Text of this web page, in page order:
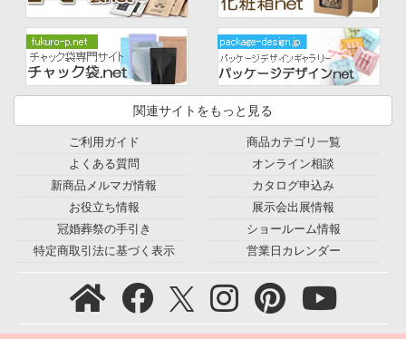
関連サイトをもっと見る
ご利用ガイド
よくある質問
新商品メルマガ情報
お役立ち情報
冠婚葬祭の手引き
特定商取引法に基づく表示
商品カテゴリ一覧
オンライン相談
カタログ申込み
展示会出展情報
ショールーム情報
営業日カレンダー